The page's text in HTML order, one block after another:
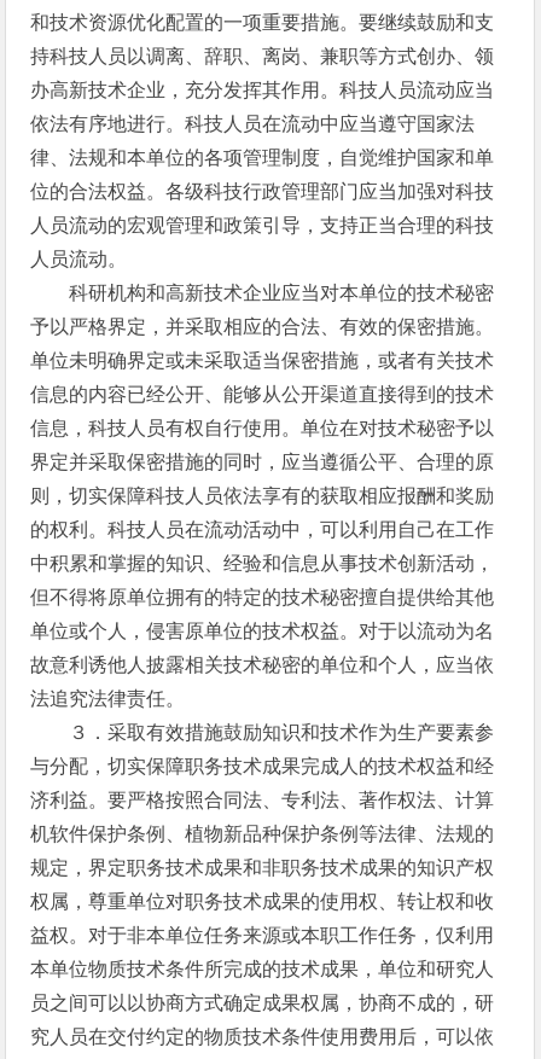
和技术资源优化配置的一项重要措施。要继续鼓励和支
持科技人员以调离、辞职、离岗、兼职等方式创办、领
办高新技术企业，充分发挥其作用。科技人员流动应当
依法有序地进行。科技人员在流动中应当遵守国家法
律、法规和本单位的各项管理制度，自觉维护国家和单
位的合法权益。各级科技行政管理部门应当加强对科技
人员流动的宏观管理和政策引导，支持正当合理的科技
人员流动。
科研机构和高新技术企业应当对本单位的技术秘密
予以严格界定，并采取相应的合法、有效的保密措施。
单位未明确界定或未采取适当保密措施，或者有关技术
信息的内容已经公开、能够从公开渠道直接得到的技术
信息，科技人员有权自行使用。单位在对技术秘密予以
界定并采取保密措施的同时，应当遵循公平、合理的原
则，切实保障科技人员依法享有的获取相应报酬和奖励
的权利。科技人员在流动活动中，可以利用自己在工作
中积累和掌握的知识、经验和信息从事技术创新活动，
但不得将原单位拥有的特定的技术秘密擅自提供给其他
单位或个人，侵害原单位的技术权益。对于以流动为名
故意利诱他人披露相关技术秘密的单位和个人，应当依
法追究法律责任。
３．采取有效措施鼓励知识和技术作为生产要素参
与分配，切实保障职务技术成果完成人的技术权益和经
济利益。要严格按照合同法、专利法、著作权法、计算
机软件保护条例、植物新品种保护条例等法律、法规的
规定，界定职务技术成果和非职务技术成果的知识产权
权属，尊重单位对职务技术成果的使用权、转让权和收
益权。对于非本单位任务来源或本职工作任务，仅利用
本单位物质技术条件所完成的技术成果，单位和研究人
员之间可以以协商方式确定成果权属，协商不成的，研
究人员在交付约定的物质技术条件使用费用后，可以依